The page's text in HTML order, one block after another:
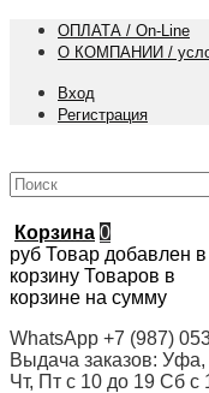
ОПЛАТА / On-Line
О КОМПАНИИ /
Вход
Регистрация
Корзина 0
руб Товар добавлен в
корзину Товаров в
корзине на сумму
WhatsApp +7 (987)
Выдача заказов:
Чт, Пт с 10 до 19 Сб